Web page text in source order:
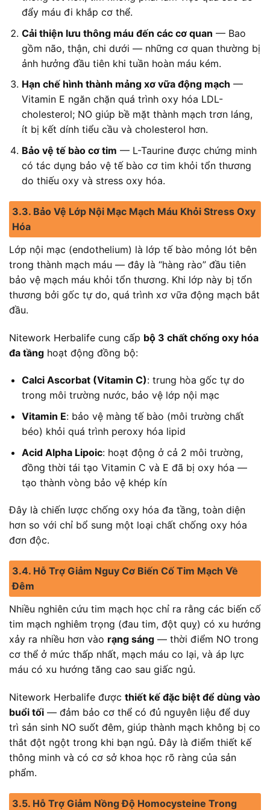
đẩy máu đi khắp cơ thể.
Cải thiện lưu thông máu đến các cơ quan — Bao
gồm não, thận, chi dưới — những cơ quan thường bị
ảnh hưởng đầu tiên khi tuần hoàn máu kém.
Hạn chế hình thành mảng xơ vữa động mạch —
Vitamin E ngăn chặn quá trình oxy hóa LDL-
cholesterol; NO giúp bề mặt thành mạch trơn láng,
ít bị kết dính tiểu cầu và cholesterol hơn.
Bảo vệ tế bào cơ tim — L-Taurine được chứng minh
có tác dụng bảo vệ tế bào cơ tim khỏi tổn thương
do thiếu oxy và stress oxy hóa.
3.3. Bảo Vệ Lớp Nội Mạc Mạch Máu Khỏi Stress Oxy
Hóa
Lớp nội mạc (endothelium) là lớp tế bào mỏng lót bên
trong thành mạch máu — đây là “hàng rào” đầu tiên
bảo vệ mạch máu khỏi tổn thương. Khi lớp này bị tổn
thương bởi gốc tự do, quá trình xơ vữa động mạch bắt
đầu.
Nitework Herbalife cung cấp bộ 3 chất chống oxy hóa
đa tầng hoạt động đồng bộ:
Calci Ascorbat (Vitamin C): trung hòa gốc tự do
trong môi trường nước, bảo vệ lớp nội mạc
Vitamin E: bảo vệ màng tế bào (môi trường chất
béo) khỏi quá trình peroxy hóa lipid
Acid Alpha Lipoic: hoạt động ở cả 2 môi trường,
đồng thời tái tạo Vitamin C và E đã bị oxy hóa —
tạo thành vòng bảo vệ khép kín
Đây là chiến lược chống oxy hóa đa tầng, toàn diện
hơn so với chỉ bổ sung một loại chất chống oxy hóa
đơn độc.
3.4. Hỗ Trợ Giảm Nguy Cơ Biến Cố Tim Mạch Về
Đêm
Nhiều nghiên cứu tim mạch học chỉ ra rằng các biến cố
tim mạch nghiêm trọng (đau tim, đột quỵ) có xu hướng
xảy ra nhiều hơn vào rạng sáng — thời điểm NO trong
cơ thể ở mức thấp nhất, mạch máu co lại, và áp lực
máu có xu hướng tăng cao sau giấc ngủ.
Nitework Herbalife được thiết kế đặc biệt để dùng vào
buổi tối — đảm bảo cơ thể có đủ nguyên liệu để duy
trì sản sinh NO suốt đêm, giúp thành mạch không bị co
thắt đột ngột trong khi bạn ngủ. Đây là điểm thiết kế
thông minh và có cơ sở khoa học rõ ràng của sản
phẩm.
3.5. Hỗ Trợ Giảm Nồng Độ Homocysteine Trong